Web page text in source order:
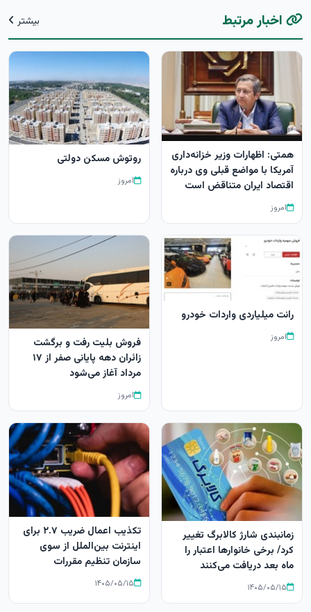
اخبار مرتبط بیشتر
همتی: اظهارات وزیر خزانه‌داری
آمریکا با مواضع قبلی وی درباره
اقتصاد ایران متناقض است
امروز
روتوش مسکن دولتی
امروز
رانت میلیاردی واردات خودرو
امروز
فروش بلیت رفت و برگشت
زائران دهه پایانی صفر از ۱۷
مرداد آغاز می‌شود
امروز
زمانبندی شارژ کالابرگ تغییر
کرد/ برخی خانوارها اعتبار را
ماه بعد دریافت می‌کنند
۱۴۰۵/۰۵/۱۵
تکذیب اعمال ضریب ۲.۷ برای
اینترنت بین‌الملل از سوی
سازمان تنظیم مقررات
۱۴۰۵/۰۵/۱۵